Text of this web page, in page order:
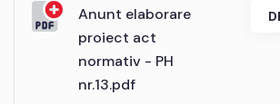
Anunt elaborare
proiect act
normativ - PH
nr.13.pdf